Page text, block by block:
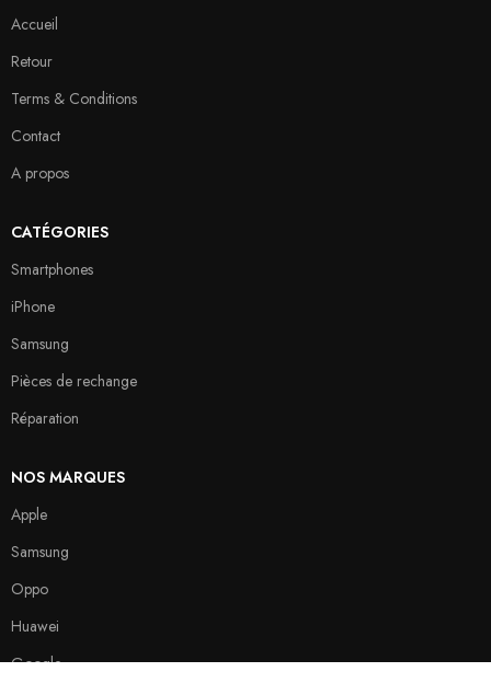
Accueil
Retour
Terms & Conditions
Contact
A propos
CATÉGORIES
Smartphones
iPhone
Samsung
Pièces de rechange
Réparation
NOS MARQUES
Apple
Samsung
Oppo
Huawei
Google